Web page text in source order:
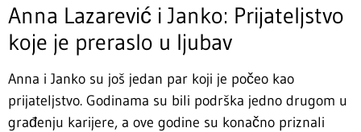
Anna Lazarević i Janko: Prijateljstvo
koje je preraslo u ljubav
Anna i Janko su još jedan par koji je počeo kao
prijateljstvo. Godinama su bili podrška jedno drugom u
građenju karijere, a ove godine su konačno priznali